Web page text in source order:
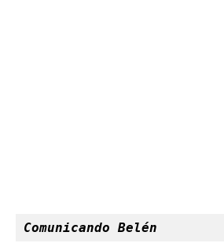
Comunicando Belén